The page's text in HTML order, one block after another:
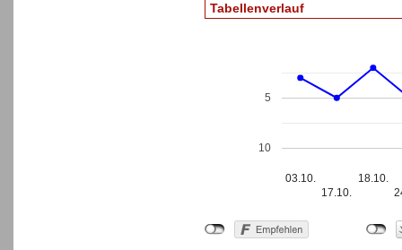
Tabellenverlauf
03.10.
17.10.
18.10.
5
10